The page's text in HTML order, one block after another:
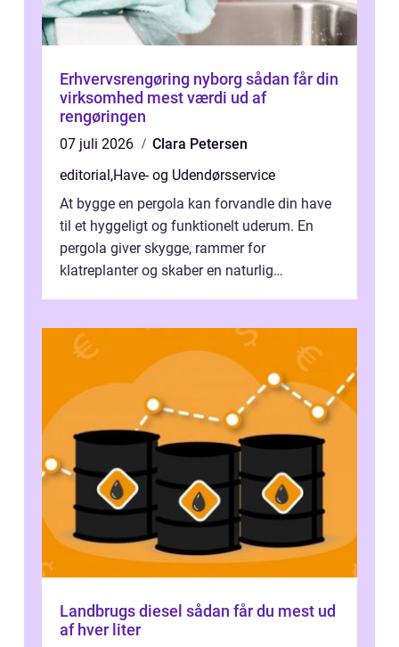
Erhvervsrengøring nyborg sådan får din
virksomhed mest værdi ud af
rengøringen
07 juli 2026
Clara Petersen
editorial,Have- og Udendørsservice
At bygge en pergola kan forvandle din have
til et hyggeligt og funktionelt uderum. En
pergola giver skygge, rammer for
klatreplanter og skaber en naturlig
Landbrugs diesel sådan får du mest ud
af hver liter